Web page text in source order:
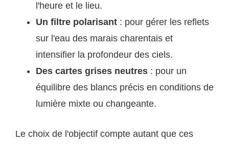
l'heure et le lieu.
Un filtre polarisant : pour gérer les reflets
sur l'eau des marais charentais et
intensifier la profondeur des ciels.
Des cartes grises neutres : pour un
équilibre des blancs précis en conditions de
lumière mixte ou changeante.
Le choix de l'objectif compte autant que ces